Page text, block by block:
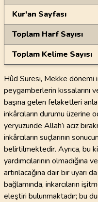
Kur'an Sayfası
Toplam Harf Sayısı
Toplam Kelime Sayısı
Hûd Suresi, Mekke dönemi
peygamberlerin kıssalarını
başına gelen felaketleri
inkârcıların durumu üzerine
yeryüzünde Allah’ı aciz
inkârcıların suçlarının
belirtilmektedir. Ayrıca, bu
yardımcılarının olmadığına
artırılacağına dair bir uyarı
bağlamında, inkarcıların
eleştiri bulunmaktadır; bu